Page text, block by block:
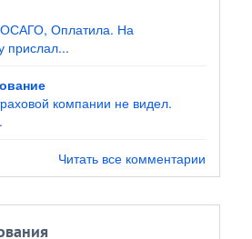
Оплатила. На
прислал...
компании не видел.
Читать все комментарии